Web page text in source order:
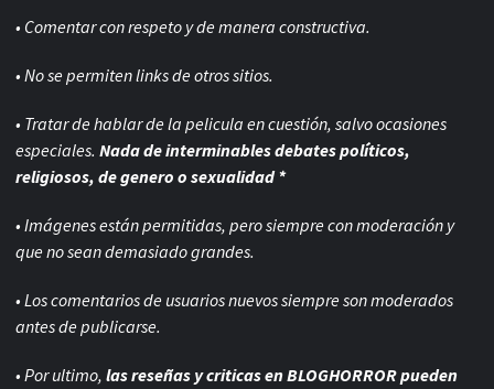
• Comentar con respeto y de manera constructiva.
• No se permiten links de otros sitios.
• Tratar de hablar de la pelicula en cuestión, salvo ocasiones
especiales. Nada de interminables debates políticos,
religiosos, de genero o sexualidad *
• Imágenes están permitidas, pero siempre conmoderación y
que no sean demasiado grandes.
• Los comentarios de usuarios nuevos siempre son moderados
antes de publicarse.
• Por ultimo, las reseñas y criticas en BLOGHORROR pueden